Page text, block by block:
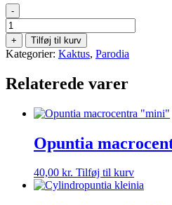
-
Parodia
concinna
antal
+ Tilføj til kurv
Kategorier: Kaktus, Parodia
Relaterede varer
Opuntia
40,00 kr. Tilføj til kurv